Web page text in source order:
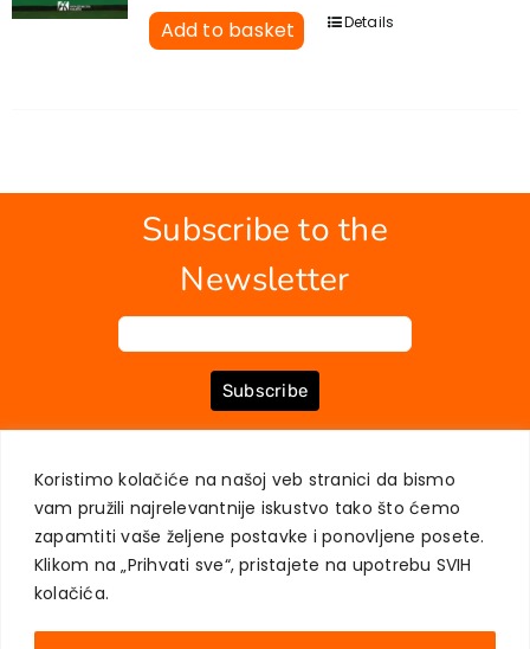
Koristimo kolačiće na našoj veb stranici da bismo
vam pružili najrelevantnije iskustvo tako što ćemo
zapamtiti vaše željene postavke i ponovljene posete.
Klikom na „Prihvati sve“, pristajete na upotrebu SVIH
kolačića.
Add to basket Details
Subscribe to the
Newsletter
Subscribe
USER PRIVACY PROTECTION